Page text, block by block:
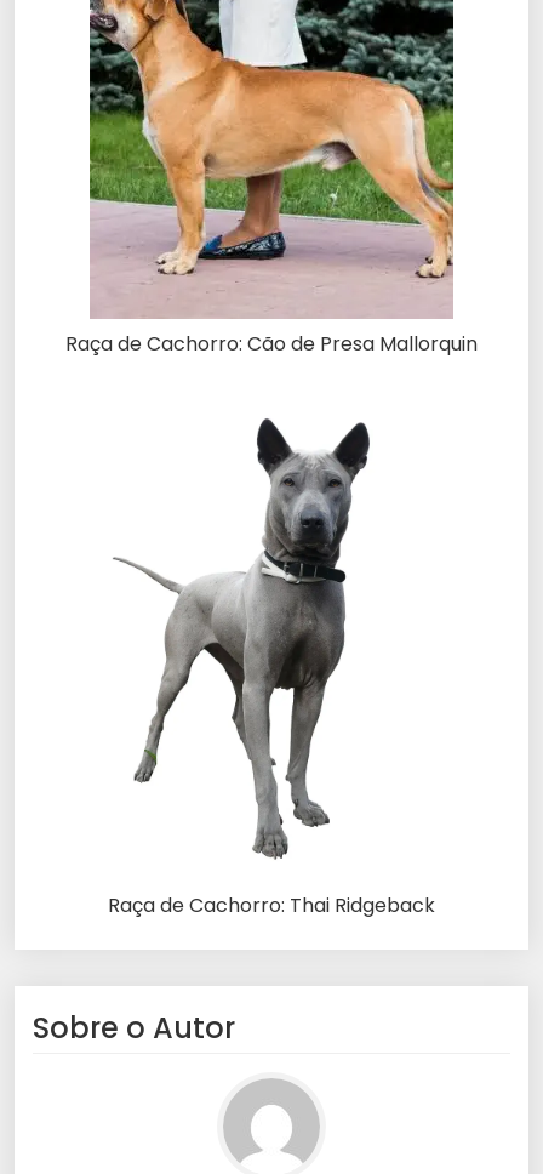
Raça de Cachorro: Cão de Presa Mallorquin
Raça de Cachorro: Thai Ridgeback
Sobre o Autor